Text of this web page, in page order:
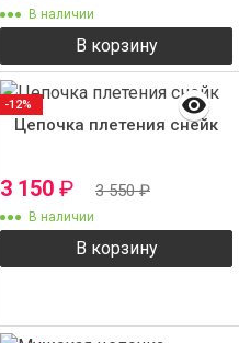
В наличии
В корзину
Цепочка плетения снейк
3 150 ₽ 3 550₽
В наличии
В корзину
-12%